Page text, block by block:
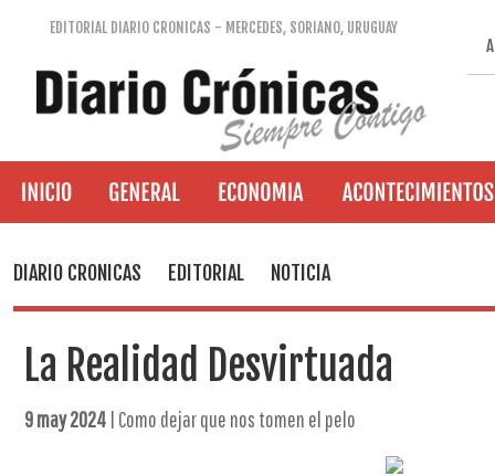
EDITORIAL DIARIO CRONICAS - MERCEDES, SORIANO, URUGUAY
DIARIO CRONICAS EDITORIAL NOTICIA
La Realidad Desvirtuada
9 may 2024 | Como dejar que nos tomen el pelo